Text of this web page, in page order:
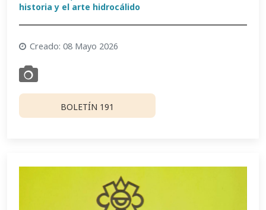
historia y el arte hidrocálido
Creado: 08 Mayo 2026
BOLETÍN 191